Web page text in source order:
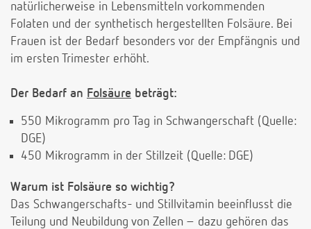
natürlicherweise in Lebensmitteln vorkommenden
Folaten und der synthetisch hergestellten Folsäure. Bei
Frauen ist der Bedarf besonders vor der Empfängnis und
im ersten Trimester erhöht.
Der Bedarf an Folsäure beträgt:
550 Mikrogramm pro Tag in Schwangerschaft (Quelle:
DGE)
450 Mikrogramm in der Stillzeit (Quelle: DGE)
Warum ist Folsäure so wichtig?
Das Schwangerschafts- und Stillvitamin beeinflusst die
Teilung und Neubildung von Zellen – dazu gehören das